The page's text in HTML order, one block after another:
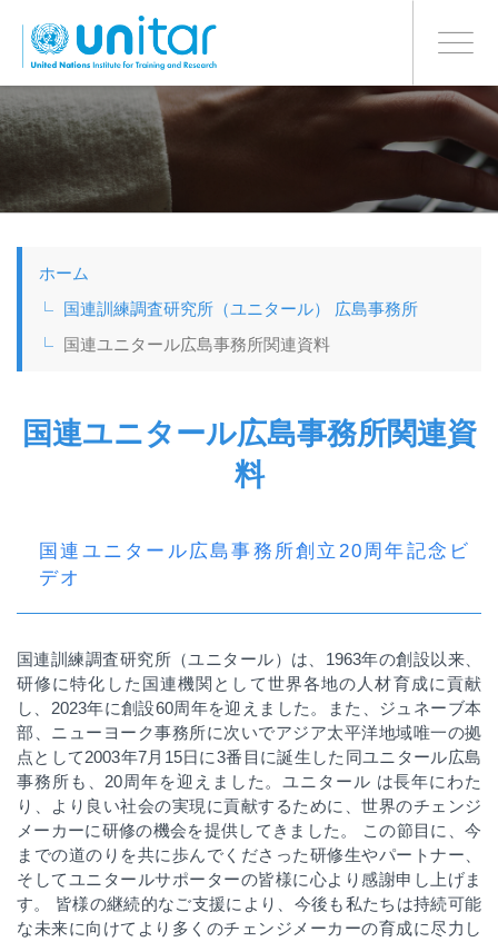
イ
ン
テ
Toggle
日本語BONN OFFICE
ホーム
国連訓練調査研究所（ユニタール） 広島事務所
国連ユニタール広島事務所関連資料
国連ユニタール広島事務所関連資
料
国連ユニタール広島事務所創立20周年記念ビ
デオ
国連訓練調査研究所（ユニタール）は、 1963年の創設以来、
研修に特化した国連機関として世界各地の人材育成に貢献
し、 2023年に創設60周年を迎えました。また、ジュネーブ本
部、ニューヨーク事務所に次いでアジア太平洋地域唯一の拠
点として2003年7月 15日に3番目に誕生した同ユニタール広島
事務所も、 20周年を迎えました。ユニタール は長年にわた
り、より良い社会の実現に貢献するために、世界のチェンジ
メーカーに研修の機会を提供してきました。 この節目に、今
までの道のりを共に歩んでくださった研修生やパートナー、
そしてユニタールサポーターの皆様に心より感謝申し上げま
す。 皆様の継続的なご支援により、今後も私たちは持続可能
な未来に向けてより多くのチェンジメーカーの育成に尽力し